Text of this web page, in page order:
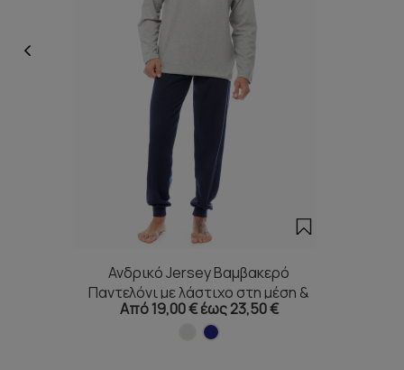
Ανδρικό Jersey Βαμβακερό
Παντελόνι με λάστιχο στη μέση &
μπάσκα [S-3XL]
Από 19,00 € έως 23,50 €